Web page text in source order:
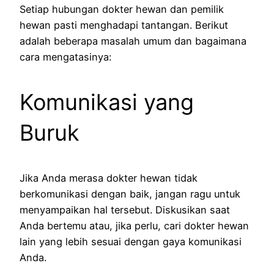
Setiap hubungan dokter hewan dan pemilik
hewan pasti menghadapi tantangan. Berikut
adalah beberapa masalah umum dan bagaimana
cara mengatasinya:
Komunikasi yang
Buruk
Jika Anda merasa dokter hewan tidak
berkomunikasi dengan baik, jangan ragu untuk
menyampaikan hal tersebut. Diskusikan saat
Anda bertemu atau, jika perlu, cari dokter hewan
lain yang lebih sesuai dengan gaya komunikasi
Anda.